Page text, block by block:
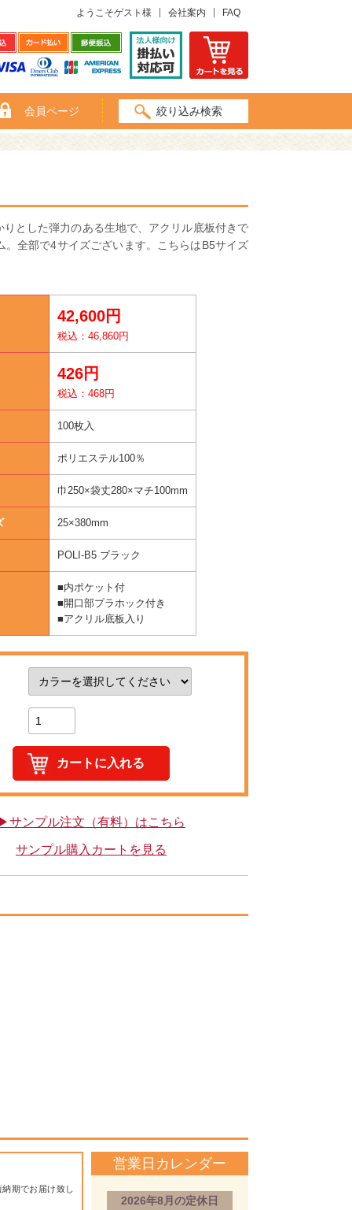
ようこそゲスト様 会社案内 FAQ
会員ページ 絞り込み検索
とした弾力のある生地で、アクリル底板付きで
全部で4サイズございます。こちらはB5サイズ
42,600円
税込：46,860円
426円
税込：468円
100枚入
ポリエステル100％
巾250×袋丈280×マチ100mm
25×380mm
POLI-B5 ブラック
■内ポケット付
■開口部プラホック付き
■アクリル底板入り
サンプル注文（有料）はこちら
サンプル購入カートを見る
期でお届け致し
営業日カレンダー
2026年8月の定休日